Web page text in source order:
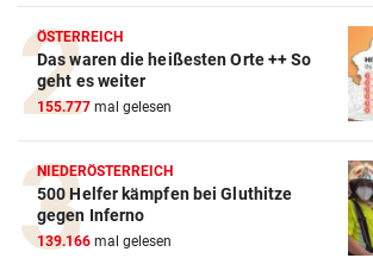
ÖSTERREICH
Das waren die heißesten Orte ++ So
geht es weiter
155.777 mal gelesen
NIEDERÖSTERREICH
500 Helfer kämpfen bei Gluthitze
gegen Inferno
139.166 mal gelesen